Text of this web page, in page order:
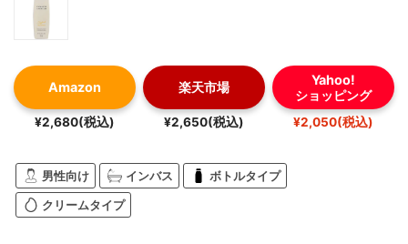
Amazon
¥2,680(税込)
楽天市場
¥2,650(税込)
Yahoo!
ショッピング
¥2,050(税込)
男性向け インバス ボトルタイプ
クリームタイプ